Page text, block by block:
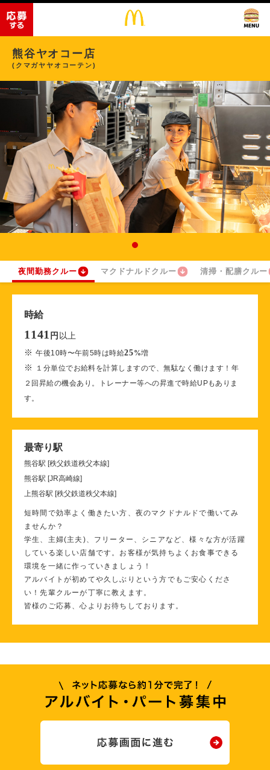
熊谷ヤオコー店
(クマガヤヤオコーテン)
夜間勤務クルー マクドナルドクルー 清掃・配膳クルー
時給
1141 円 以上
※午後10時〜午前5時は時給25%増
※
１分単位でお給料を計算しますので、無駄なく働けます！年
２回昇給の機会あり。トレーナー等への昇進で時給UPもありま
す。
最寄り駅
熊谷駅 [秩父鉄道秩父本線]
熊谷駅 [JR高崎線]
上熊谷駅 [秩父鉄道秩父本線]
短時間で効率よく働きたい方、夜のマクドナルドで働いてみ
ませんか？
学生、主婦(主夫)、フリーター、シニアなど、様々な方が活躍
している楽しい店舗です。お客様が気持ちよくお食事できる
環境を一緒に作っていきましょう！
アルバイトが初めてや久しぶりという方でもご安心くださ
い！先輩クルーが丁寧に教えます。
皆様のご応募、心よりお待ちしております。